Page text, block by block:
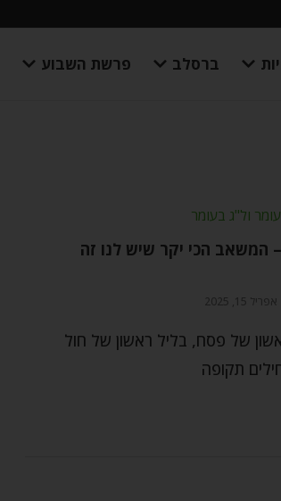
ברסלב פרשת השבוע
ול"ג בעומר
המשאב הכי יקר שיש לנו זה
אפריל 15, 2025
של פסח, בליל ראשון של חול
תקופה